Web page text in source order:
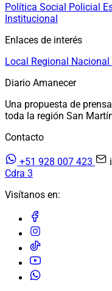
Política Social Policial
Institucional
Enlaces de interés
Local Regional Nacional
Diario Amanecer
Una propuesta de
toda la región San
Contacto
+51 928 007 423
Cdra 3
Visítanos en: